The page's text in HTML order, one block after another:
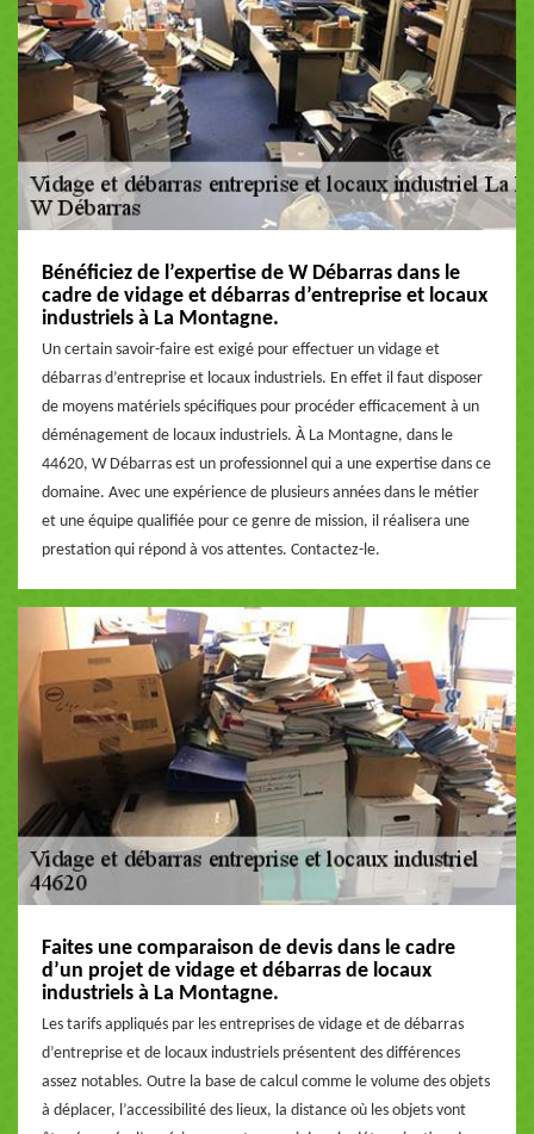
Bénéficiez de l’expertise de W Débarras dans le
cadre de vidage et débarras d’entreprise et locaux
industriels à La Montagne.
Un certain savoir-faire est exigé pour effectuer un vidage et
débarras d’entreprise et locaux industriels. En effet il faut disposer
de moyens matériels spécifiques pour procéder efficacement à un
déménagement de locaux industriels. À La Montagne, dans le
44620, W Débarras est un professionnel qui a une expertise dans ce
domaine. Avec une expérience de plusieurs années dans le métier
et une équipe qualifiée pour ce genre de mission, il réalisera une
prestation qui répond à vos attentes. Contactez-le.
Faites une comparaison de devis dans le cadre
d’un projet de vidage et débarras de locaux
industriels à La Montagne.
Les tarifs appliqués par les entreprises de vidage et de débarras
d’entreprise et de locaux industriels présentent des différences
assez notables. Outre la base de calcul comme le volume des objets
à déplacer, l’accessibilité des lieux, la distance où les objets vont